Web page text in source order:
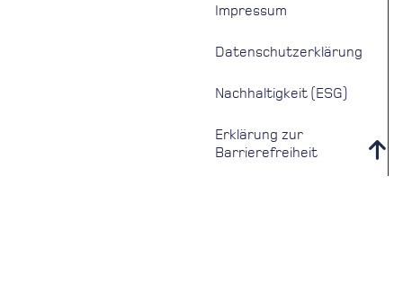
Impressum
Datenschutzerklärung
Nachhaltigkeit (ESG)
Erklärung zur
Barrierefreiheit